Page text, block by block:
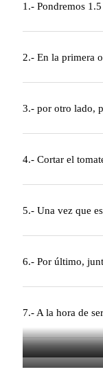
1.- Pondremos
2.- En la primera
3.- por otro lado,
4.- Cortar el
5.- Una vez que
6.- Por último,
7.- A la hora de